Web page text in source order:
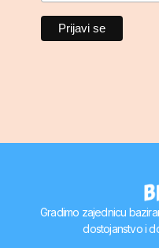
Gradimo zajednicu
dostojanstvo i